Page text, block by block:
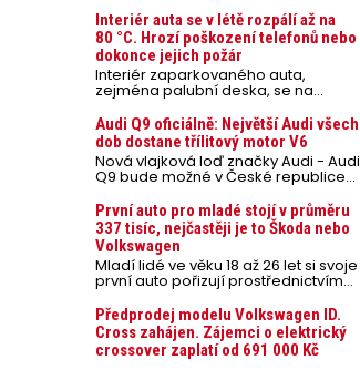
Interiér auta se v létě rozpálí až na
80 °C. Hrozí poškození telefonů nebo
dokonce jejich požár
Interiér zaparkovaného auta,
zejména palubní deska, se na
přímém slunci může během letních
veder rozpálit až na 80 °C. Takové
teploty představují nebezpečí pro
odložené mobilní telefony,
powerbanky nebo notebooky. Můžou
urychlit stárnutí baterií, poškodit
případech i zvýšit riziko požáru.
Audi Q9 oficiálně: Největší Audi všech
dob dostane třílitový motor V6
Nová vlajková loď značky Audi - Audi
Q9 bude možné v České republice
objednávat od prvního srpnového
týdne 2026, kde budou oznámeny
také české ceny.
První auto pro mladé stojí v průměru
337 tisíc, nejčastěji je to Škoda nebo
Volkswagen
Mladí lidé ve věku 18 až 26 let si svoje
první auto pořizují prostřednictvím
úvěrového financování jako ojeté. Je
to tak u 93,3 % lidí, jen 6,7 % si pořídí
nové auto. Průměrná pořizovací
cena vozu dosahuje 337 tisíc korun a
průměrná financovaná částka
Předprodej modelu Volkswagen ID.
Cross zahájen. Zájemci o elektrický
crossover zaplatí od 691 000 Kč